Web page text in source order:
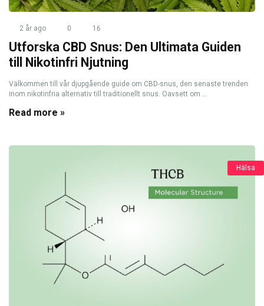
2 år ago 0 16
Utforska CBD Snus: Den Ultimata Guiden
till Nikotinfri Njutning
Välkommen till vår djupgående guide om CBD-snus, den senaste trenden
inom nikotinfria alternativ till traditionellt snus. Oavsett om ...
Read more »
Hälsa